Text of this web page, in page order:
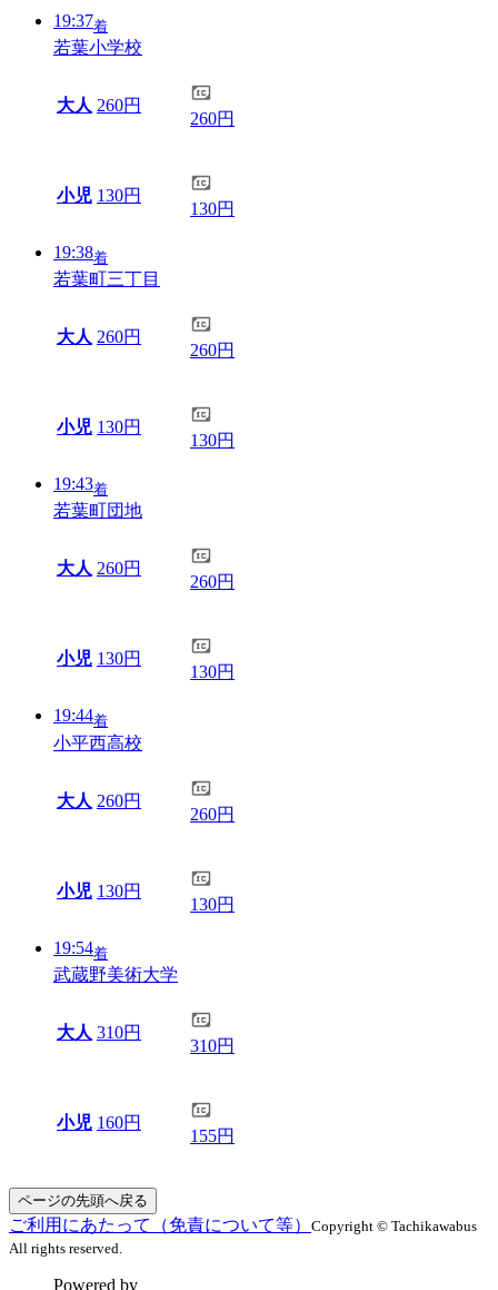
19:37着
若葉小学校
大人 260円
260円
小児 130円
130円
19:38着
若葉町三丁目
大人 260円
260円
小児 130円
130円
19:43着
若葉町団地
大人 260円
260円
小児 130円
130円
19:44着
小平西高校
大人 260円
260円
小児 130円
130円
19:54着
武蔵野美術大学
大人 310円
310円
小児 160円
155円
ページの先頭へ戻る
ご利用にあたって（免責について等） Copyright © Tachikawabus
All rights reserved.
Powered by